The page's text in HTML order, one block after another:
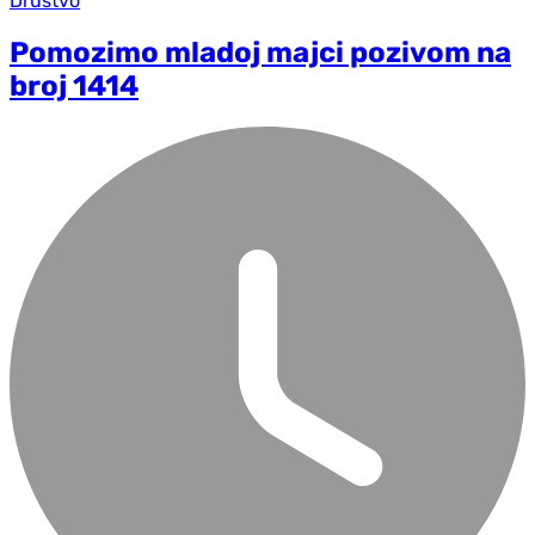
Pomozimo mladoj majci pozivom na
broj 1414